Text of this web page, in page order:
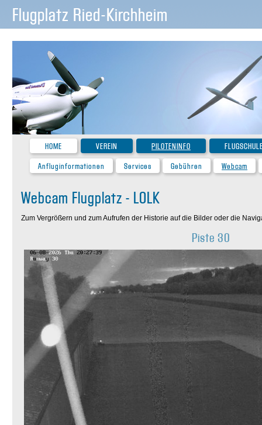
Flugplatz Ried-Kirchheim
HOME VEREIN PILOTENINFO
Anfluginformationen
Services Gebühren Webcam
Webcam Flugplatz - LOLK
Zum Vergrößern und zum Aufrufen der Historie auf die Bilder oder die
Piste 30